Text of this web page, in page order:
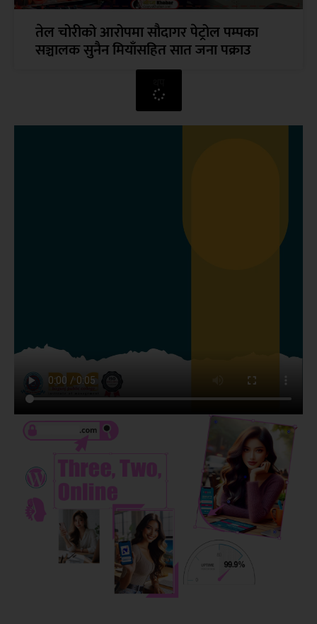
तेल चोरीको आरोपमा सौदागर पेट्रोल पम्पका
सञ्चालक सुनैन मियाँसहित सात जना पक्राउ